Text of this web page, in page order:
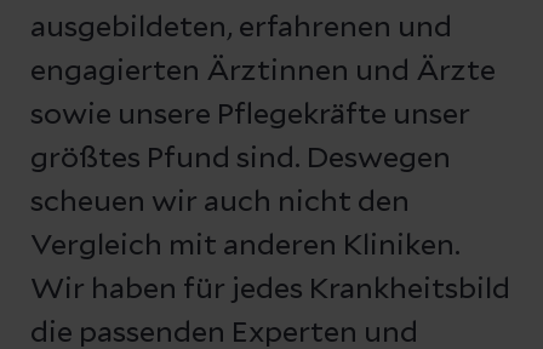
ausgebildeten, erfahrenen und
engagierten Ärztinnen und Ärzte
sowie unsere Pflegekräfte unser
größtes Pfund sind. Deswegen
scheuen wir auch nicht den
Vergleich mit anderen Kliniken.
Wir haben für jedes Krankheitsbild
die passenden Experten und